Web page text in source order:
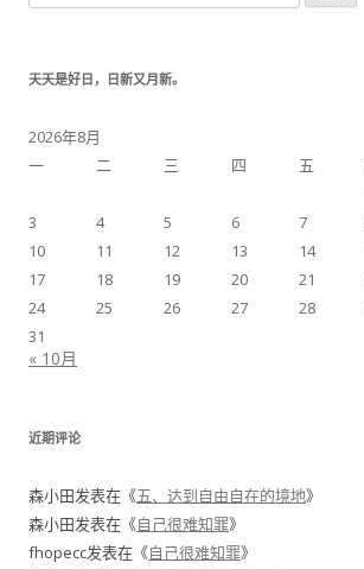
天天是好日，日新又月新。
2026年8月
一
二 三 四 五
3
4 5 6 7
10
11 12 13 14
17
18 19 20 21
24
25 26 27 28
31
« 10月
近期评论
森小田发表在《五、达到自由自在的境地》
森小田发表在《自己很难知罪》
fhopecc发表在《自己很难知罪》